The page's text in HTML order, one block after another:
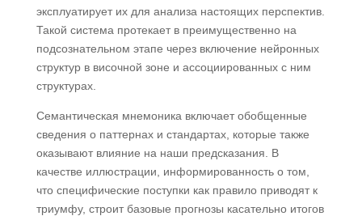
эксплуатирует их для анализа настоящих перспектив.
Такой система протекает в преимущественно на
подсознательном этапе через включение нейронных
структур в височной зоне и ассоциированных с ним
структурах.
Семантическая мнемоника включает обобщенные
сведения о паттернах и стандартах, которые также
оказывают влияние на наши предсказания. В
качестве иллюстрации, информированность о том,
что специфические поступки как правило приводят к
триумфу, строит базовые прогнозы касательно итогов